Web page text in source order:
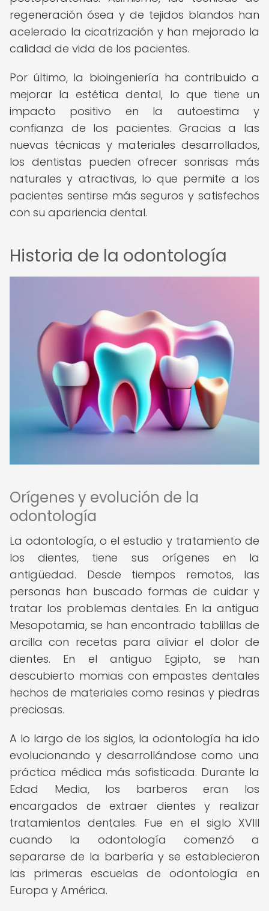
regeneración ósea y de tejidos blandos han
acelerado la cicatrización y han mejorado la
calidad de vida de los pacientes.
Por último, la bioingeniería ha contribuido a
mejorar la estética dental, lo que tiene un
impacto positivo en la autoestima y
confianza de los pacientes. Gracias a las
nuevas técnicas y materiales desarrollados,
los dentistas pueden ofrecer sonrisas más
naturales y atractivas, lo que permite a los
pacientes sentirse más seguros y satisfechos
con su apariencia dental.
Historia de la odontología
Orígenes y evolución de la
odontología
La odontología, o el estudio y tratamiento de
los dientes, tiene sus orígenes en la
antigüedad. Desde tiempos remotos, las
personas han buscado formas de cuidar y
tratar los problemas dentales. En la antigua
Mesopotamia, se han encontrado tablillas de
arcilla con recetas para aliviar el dolor de
dientes. En el antiguo Egipto, se han
descubierto momias con empastes dentales
hechos de materiales como resinas y piedras
preciosas.
A lo largo de los siglos, la odontología ha ido
evolucionando y desarrollándose como una
práctica médica más sofisticada. Durante la
Edad Media, los barberos eran los
encargados de extraer dientes y realizar
tratamientos dentales. Fue en el siglo XVIII
cuando la odontología comenzó a
separarse de la barbería y se establecieron
las primeras escuelas de odontología en
Europa y América.